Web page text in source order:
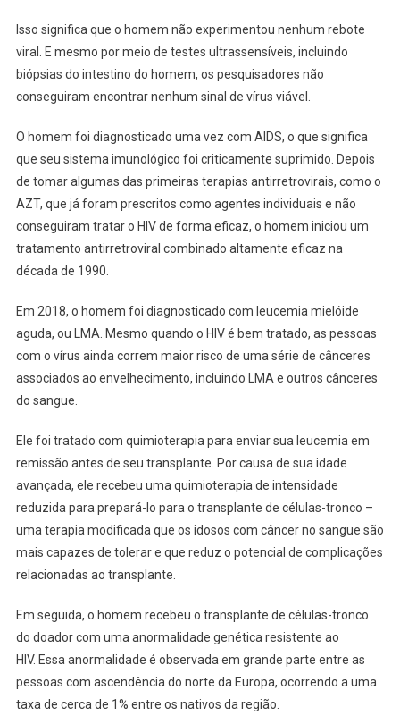
Isso significa que o homem não experimentou nenhum rebote
viral. E mesmo por meio de testes ultrassensíveis, incluindo
biópsias do intestino do homem, os pesquisadores não
conseguiram encontrar nenhum sinal de vírus viável.
O homem foi diagnosticado uma vez com AIDS, o que significa
que seu sistema imunológico foi criticamente suprimido. Depois
de tomar algumas das primeiras terapias antirretrovirais, como o
AZT, que já foram prescritos como agentes individuais e não
conseguiram tratar o HIV de forma eficaz, o homem iniciou um
tratamento antirretroviral combinado altamente eficaz na
década de 1990.
Em 2018, o homem foi diagnosticado com leucemia mielóide
aguda, ou LMA. Mesmo quando o HIV é bem tratado, as pessoas
com o vírus ainda correm maior risco de uma série de cânceres
associados ao envelhecimento, incluindo LMA e outros cânceres
do sangue.
Ele foi tratado com quimioterapia para enviar sua leucemia em
remissão antes de seu transplante. Por causa de sua idade
avançada, ele recebeu uma quimioterapia de intensidade
reduzida para prepará-lo para o transplante de células-tronco –
uma terapia modificada que os idosos com câncer no sangue são
mais capazes de tolerar e que reduz o potencial de complicações
relacionadas ao transplante.
Em seguida, o homem recebeu o transplante de células-tronco
do doador com uma anormalidade genética resistente ao
HIV. Essa anormalidade é observada em grande parte entre as
pessoas com ascendência do norte da Europa, ocorrendo a uma
taxa de cerca de 1% entre os nativos da região.